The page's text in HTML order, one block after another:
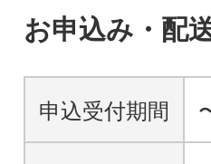
お申込み・配
申込受付期間